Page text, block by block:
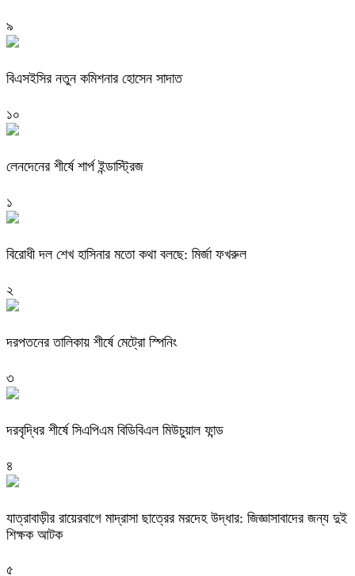
৯
বিএসইসির নতুন কমিশনার হোসেন সাদাত
১০
লেনদেনের শীর্ষে শার্প ইন্ডাস্ট্রিজ
১
বিরোধী দল শেখ হাসিনার মতো কথা বলছে: মির্জা ফখরুল
২
দরপতনের তালিকায় শীর্ষে মেট্রো স্পিনিং
৩
দরবৃদ্ধির শীর্ষে সিএপিএম বিডিবিএল মিউচুয়াল ফান্ড
৪
যাত্রাবাড়ীর রায়েরবাগে মাদ্রাসা ছাত্রের মরদেহ উদ্ধার: জিজ্ঞাসাবাদের জন্য দুই
শিক্ষক আটক
৫